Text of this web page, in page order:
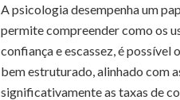
A psicologia desempenha um
permite compreender como os
confiança e escassez, é
bem estruturado, alinhado com
significativamente as taxas de